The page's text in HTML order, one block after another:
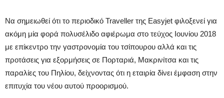
Να σημειωθεί ότι το περιοδικό Traveller της Easyjet φιλοξενεί για
ακόμη μία φορά πολυσέλιδο αφιέρωμα στο τεύχος Ιουνίου 2018
με επίκεντρο την γαστρονομία του τσίπουρου αλλά και τις
προτάσεις για εξορμήσεις σε Πορταριά, Μακρινίτσα και τις
παραλίες του Πηλίου, δείχνοντας ότι η εταιρία δίνει έμφαση στην
επιτυχία του νέου αυτού προορισμού.